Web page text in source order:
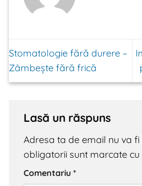
Stomatologie fără durere –
Zâmbește fără frică
Lasă un răspuns
Adresa ta de email nu va
obligatorii sunt marcate cu
Comentariu *